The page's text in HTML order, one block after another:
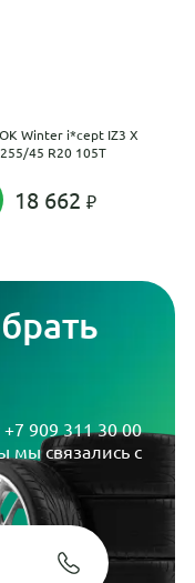
Winter i*cept IZ3 X
45 R20 105T
18 662
+7 909 311 30 00
мы связались с